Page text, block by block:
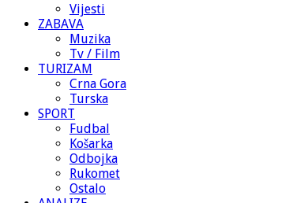
Vijesti
ZABAVA
Muzika
Tv / Film
TURIZAM
Crna Gora
Turska
SPORT
Fudbal
Košarka
Odbojka
Rukomet
Ostalo